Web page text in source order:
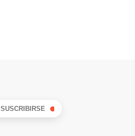
SUSCRIBIRSE